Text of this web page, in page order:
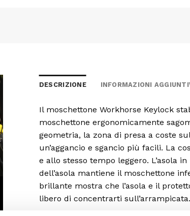
DESCRIZIONE INFORMAZIONI
Il moschettone Workhorse Keylock
moschettone ergonomicamente
geometria, la zona di presa a coste
un’aggancio e sgancio più facili. La
e allo stesso tempo leggero. L’asola
dell’asola mantiene il moschettone
brillante mostra che l’asola e il
libero di concentrarti sull’arrampicata.